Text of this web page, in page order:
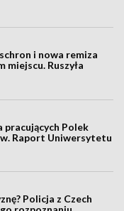
i nowa remiza
miejscu. Ruszyła
Polek
Raport Uniwersytetu
Policja z Czech